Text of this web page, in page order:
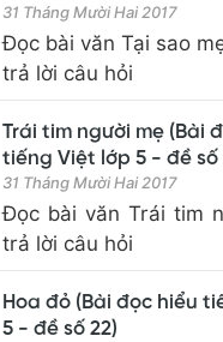
31 Tháng Mười Hai 2017
Đọc bài văn Tại sao
trả lời câu hỏi
Trái tim người mẹ (Bài
tiếng Việt lớp 5 - đề số
31 Tháng Mười Hai 2017
Đọc bài văn Trái tim
trả lời câu hỏi
Hoa đỏ (Bài đọc hiểu
5 - đề số 22)